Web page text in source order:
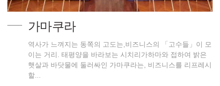
가마쿠라
역사가 느껴지는 동쪽의 고도는,비즈니스의 「고수들」이 모
이는 거리. 태평양을 바라보는 시치리가하마와 접하여 밝은
햇살과 바닷물에 둘러싸인 가마쿠라는, 비즈니스를 리프레시
할...